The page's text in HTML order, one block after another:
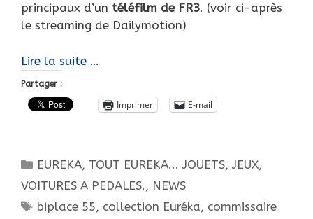
principaux d’un téléfilm de FR3. (voir ci-après
le streaming de Dailymotion)
Lire la suite …
mes
voitures
Euréka
en
vedette
Partager :
Imprimer E-mail
Catégories
EUREKA, TOUT EUREKA... JOUETS, JEUX,
VOITURES A PEDALES. , NEWS
Étiquettes
biplace 55, collection Euréka, commissaire